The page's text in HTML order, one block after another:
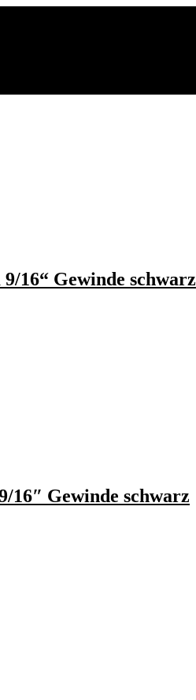
16“ Gewinde schwarz
16″ Gewinde schwarz